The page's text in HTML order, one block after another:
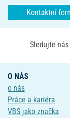
Kontaktní
Sledujte nás
O NÁS
o nás
Práce a kariéra
VBS jako značka